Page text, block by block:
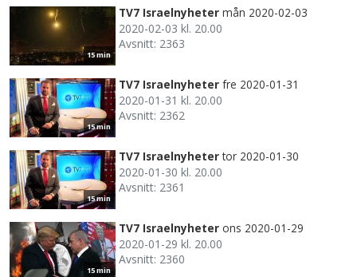
15 min
TV7 Israelnyheter mån 2020-02-03
2020-02-03 kl. 20.00
Avsnitt: 2363
15 min
TV7 Israelnyheter fre 2020-01-31
2020-01-31 kl. 20.00
Avsnitt: 2362
15 min
TV7 Israelnyheter tor 2020-01-30
2020-01-30 kl. 20.00
Avsnitt: 2361
15 min
TV7 Israelnyheter ons 2020-01-29
2020-01-29 kl. 20.00
Avsnitt: 2360